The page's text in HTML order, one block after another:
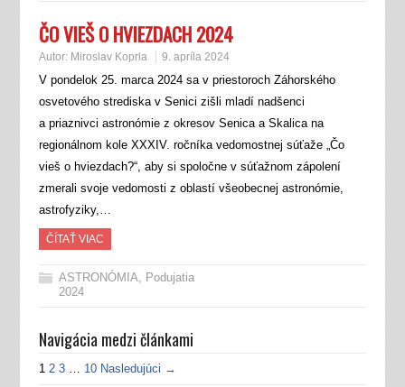
ČO VIEŠ O HVIEZDACH 2024
Autor: Miroslav Koprla 9. apríla 2024
V pondelok 25. marca 2024 sa v priestoroch Záhorského
osvetového strediska v Senici zišli mladí nadšenci
a priaznivci astronómie z okresov Senica a Skalica na
regionálnom kole XXXIV. ročníka vedomostnej súťaže „Čo
vieš o hviezdach?“, aby si spoločne v súťažnom zápolení
zmerali svoje vedomosti z oblastí všeobecnej astronómie,
astrofyziky,…
ČÍTAŤ VIAC
ASTRONÓMIA, Podujatia
2024
Navigácia medzi článkami
1 2 3 … 10 Nasledujúci →